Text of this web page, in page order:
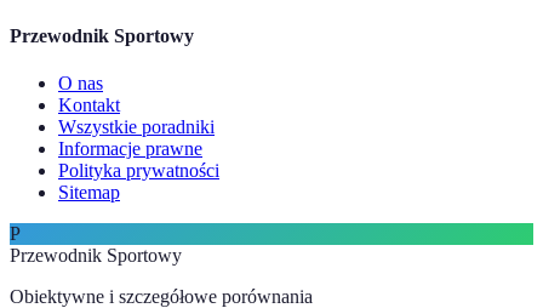
Przewodnik Sportowy
O nas
Kontakt
Wszystkie poradniki
Informacje prawne
Polityka prywatności
Sitemap
P
Przewodnik Sportowy
Obiektywne i szczegółowe porównania